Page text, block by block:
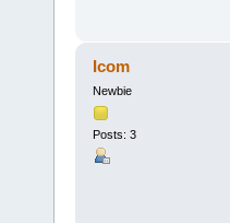
Icom
Newbie
Posts: 3